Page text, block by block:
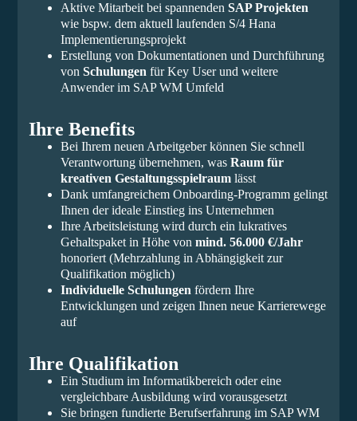
Aktive Mitarbeit bei spannenden SAP Projekten
wie bspw. dem aktuell laufenden S/4 Hana
Implementierungsprojekt
Erstellung von Dokumentationen und Durchführung
von Schulungen für Key User und weitere
Anwender im SAP WM Umfeld
Ihre Benefits
Bei Ihrem neuen Arbeitgeber können Sie schnell
Verantwortung übernehmen, was Raum für
kreativen Gestaltungsspielraumlässt
Dank umfangreichem Onboarding-Programm gelingt
Ihnen der ideale Einstieg ins Unternehmen
Ihre Arbeitsleistung wird durch ein lukratives
Gehaltspaket in Höhe von mind. 56.000 €/Jahr
honoriert (Mehrzahlung in Abhängigkeit zur
Qualifikation möglich)
Individuelle Schulungen fördern Ihre
Entwicklungen und zeigen Ihnen neue Karrierewege
auf
Ihre Qualifikation
Ein Studium im Informatikbereich oder eine
vergleichbare Ausbildung wird vorausgesetzt
Sie bringen fundierte Berufserfahrung im SAP WM